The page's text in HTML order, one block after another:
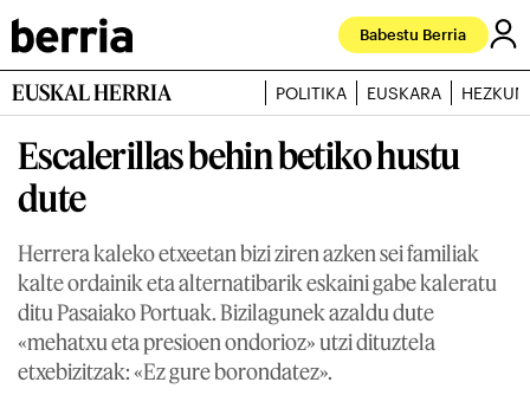
Babestu Berria
EUSKAL HERRIA POLITIKA EUSKARA
Escalerillas behin betiko hustu
dute
Herrera kaleko etxeetan bizi ziren azken sei familiak
kalte ordainik eta alternatibarik eskaini gabe kaleratu
ditu Pasaiako Portuak. Bizilagunek azaldu dute
«mehatxu eta presioen ondorioz» utzi dituztela
etxebizitzak: «Ez gure borondatez».